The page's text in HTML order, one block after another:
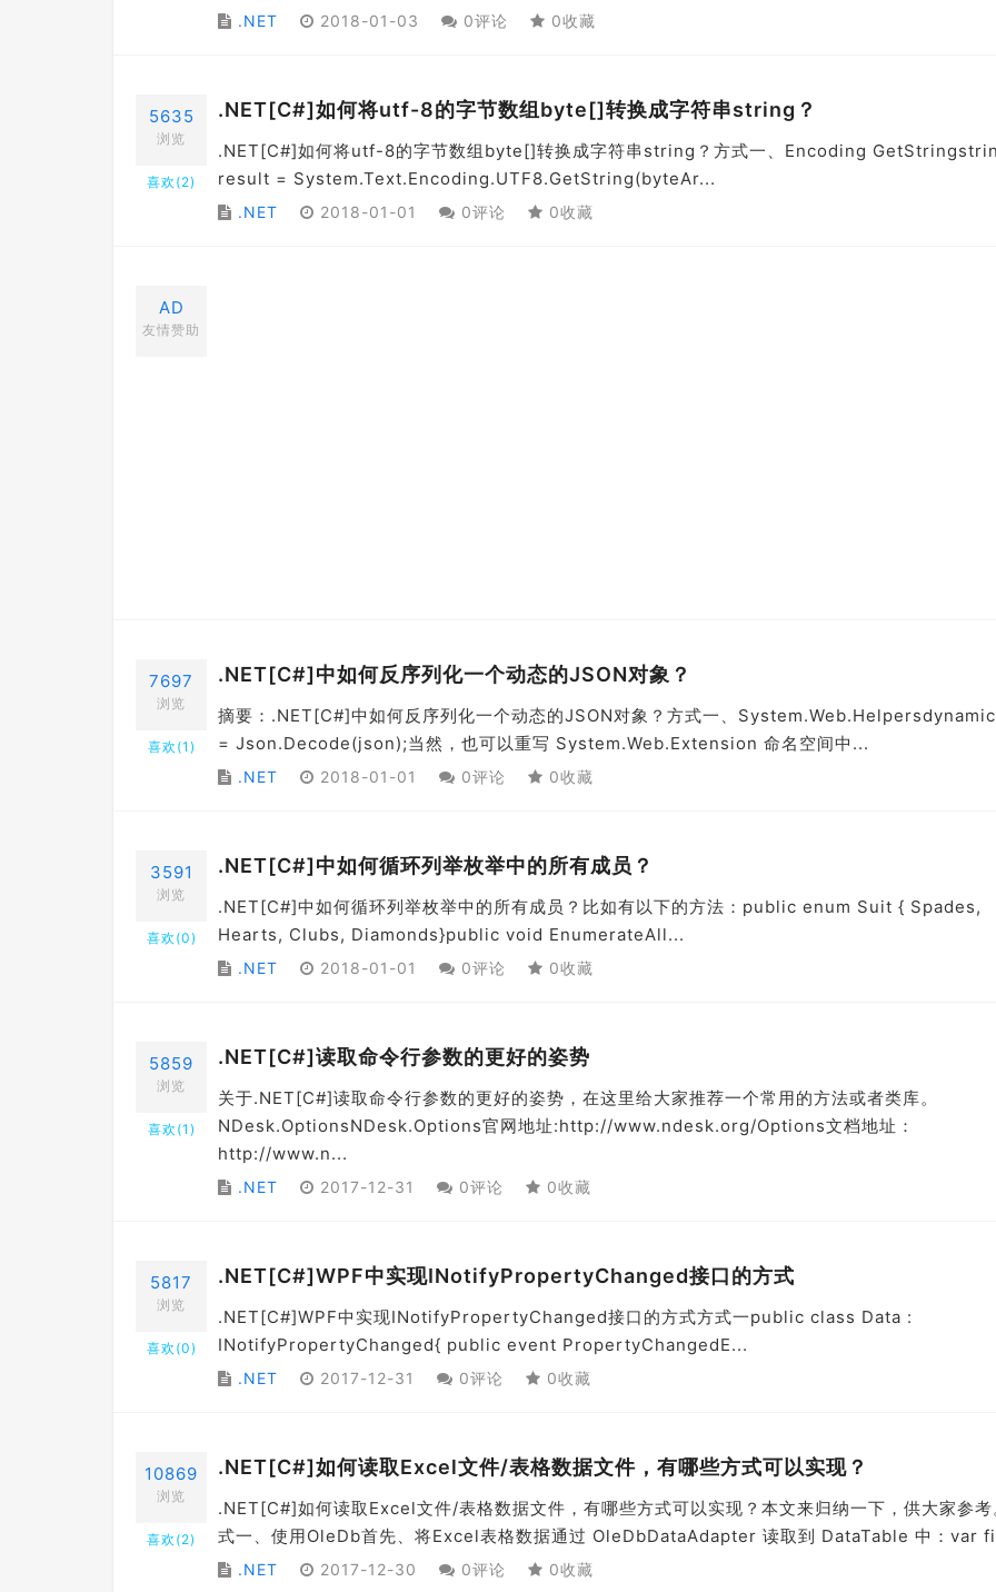
.NET 2018-01-03 0评论 0收藏
5635
浏览
喜欢(2)
.NET[C#]如何将utf-8的字节数组byte[]转换成字符串string？
.NET[C#]如何将utf-8的字节数组byte[]转换成字符串string？方式一、Encoding
result = System.Text.Encoding.UTF8.GetString(byteAr...
.NET 2018-01-01 0评论 0收藏
AD
友情赞助
7697
浏览
喜欢(1 )
.NET[C#]中如何反序列化一个动态的JSON对象？
摘要：.NET[C#]中如何反序列化一个动态的JSON对象？方式一、
= Json.Decode(json);当然，也可以重写 System.Web.Extension 命名空间中...
.NET 2018-01-01 0评论 0收藏
3591
浏览
喜欢(0)
.NET[C#]中如何循环列举枚举中的所有成员？
.NET[C#]中如何循环列举枚举中的所有成员？比如有以下的方法：public enum Suit { Spades,
Hearts, Clubs, Diamonds}public void EnumerateAll...
.NET 2018-01-01 0评论 0收藏
5859
浏览
喜欢(1 )
.NET[C#]读取命令行参数的更好的姿势
关于.NET[C#]读取命令行参数的更好的姿势，在这里给大家推荐一个常用的方法或者类库。
NDesk.OptionsNDesk.Options官网地址:http://www.ndesk.org/Options文档地址：
http://www.n...
.NET 2017-12-31 0评论 0收藏
5817
浏览
喜欢(0)
.NET[C#]WPF中实现INotifyPropertyChanged接口的方式
.NET[C#]WPF中实现INotifyPropertyChanged接口的方式方式一public class Data :
INotifyPropertyChanged{ public event PropertyChangedE...
.NET 2017-12-31 0评论 0收藏
10869
浏览
喜欢(2)
.NET[C#]如何读取Excel文件/表格数据文件，有哪些方式可以实现？
.NET[C#]如何读取Excel文件/表格数据文件，有哪些方式可以实现？本文来归纳一下，供大家参
式一、使用OleDb首先、将Excel表格数据通过 OleDbDataAdapter 读取到 DataTable 中：var
.NET 2017-12-30 0评论 0收藏